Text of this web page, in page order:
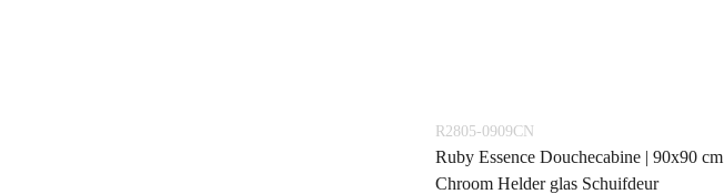
R2805-0909CN
Ruby Essence Douchecabine | 90x90 cm
Chroom Helder glas Schuifdeur